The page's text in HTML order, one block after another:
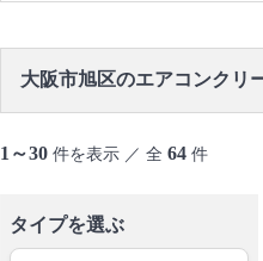
大阪市旭区のエアコンクリ
1～30 件を表示 ／ 全 64 件
タイプを選ぶ